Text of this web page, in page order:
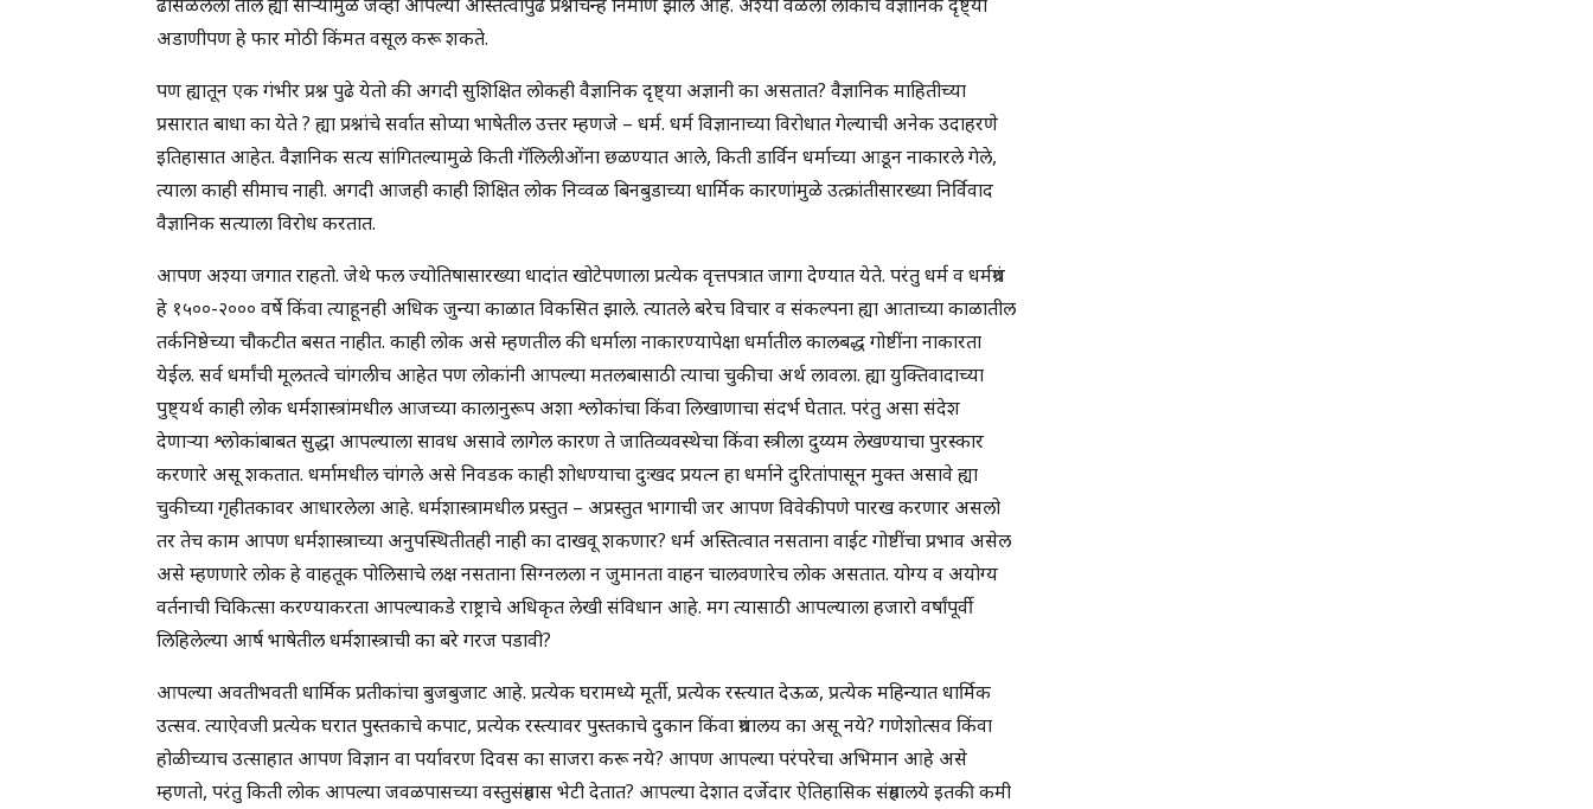
अडाणीपण हे फार मोठी किंमत वसूल करू शकते.
पण ह्यातून एक गंभीर प्रश्न पुढे येतो की अगदी सुशिक्षित लोकही वैज्ञानिक दृष्ट्या अज्ञानी का असतात? वैज्ञानिक माहितीच्या
प्रसारात बाधा का येते ? ह्या प्रश्नांचे सर्वात सोप्या भाषेतील उत्तर म्हणजे – धर्म. धर्म विज्ञानाच्या विरोधात गेल्याची अनेक उदाहरणे
इतिहासात आहेत. वैज्ञानिक सत्य सांगितल्यामुळे किती गॅलिलीओंना छळण्यात आले, किती डार्विन धर्माच्या आडून नाकारले गेले,
त्याला काही सीमाच नाही. अगदी आजही काही शिक्षित लोक निव्वळ बिनबुडाच्या धार्मिक कारणांमुळे उत्क्रांतीसारख्या निर्विवाद
वैज्ञानिक सत्याला विरोध करतात.
आपण अश्या जगात राहतो. जेथे फल ज्योतिषासारख्या धादांत खोटेपणाला प्रत्येक वृत्तपत्रात जागा देण्यात येते. परंतु धर्म व धर्मग्रंथ
हे १५००-२००० वर्षे किंवा त्याहूनही अधिक जुन्या काळात विकसित झाले. त्यातले बरेच विचार व संकल्पना ह्या आताच्या काळातील
तर्कनिष्ठेच्या चौकटीत बसत नाहीत. काही लोक असे म्हणतील की धर्माला नाकारण्यापेक्षा धर्मातील कालबद्ध गोष्टींना नाकारता
येईल. सर्व धर्मांची मूलतत्वे चांगलीच आहेत पण लोकांनी आपल्या मतलबासाठी त्याचा चुकीचा अर्थ लावला. ह्या युक्तिवादाच्या
पुष्ट्यर्थ काही लोक धर्मशास्त्रांमधील आजच्या कालानुरूप अशा श्लोकांचा किंवा लिखाणाचा संदर्भ घेतात. परंतु असा संदेश
देणाऱ्या श्लोकांबाबत सुद्धा आपल्याला सावध असावे लागेल कारण ते जातिव्यवस्थेचा किंवा स्त्रीला दुय्यम लेखण्याचा पुरस्कार
करणारे असू शकतात. धर्मामधील चांगले असे निवडक काही शोधण्याचा दुःखद प्रयत्न हा धर्माने दुरितांपासून मुक्त असावे ह्या
चुकीच्या गृहीतकावर आधारलेला आहे. धर्मशास्त्रामधील प्रस्तुत – अप्रस्तुत भागाची जर आपण विवेकीपणे पारख करणार असलो
तर तेच काम आपण धर्मशास्त्राच्या अनुपस्थितीतही नाही का दाखवू शकणार? धर्म अस्तित्वात नसताना वाईट गोष्टींचा प्रभाव असेल
असे म्हणणारे लोक हे वाहतूक पोलिसाचे लक्ष नसताना सिग्नलला न जुमानता वाहन चालवणारेच लोक असतात. योग्य व अयोग्य
वर्तनाची चिकित्सा करण्याकरता आपल्याकडे राष्ट्राचे अधिकृत लेखी संविधान आहे. मग त्यासाठी आपल्याला हजारो वर्षांपूर्वी
लिहिलेल्या आर्ष भाषेतील धर्मशास्त्राची का बरे गरज पडावी?
आपल्या अवतीभवती धार्मिक प्रतीकांचा बुजबुजाट आहे. प्रत्येक घरामध्ये मूर्ती, प्रत्येक रस्त्यात देऊळ, प्रत्येक महिन्यात धार्मिक
उत्सव. त्याऐवजी प्रत्येक घरात पुस्तकाचे कपाट, प्रत्येक रस्त्यावर पुस्तकाचे दुकान किंवा ग्रंथालय का असू नये? गणेशोत्सव किंवा
होळीच्याच उत्साहात आपण विज्ञान वा पर्यावरण दिवस का साजरा करू नये? आपण आपल्या परंपरेचा अभिमान आहे असे
म्हणतो, परंतु किती लोक आपल्या जवळपासच्या वस्तुसंग्रहास भेटी देतात? आपल्या देशात दर्जेदार ऐतिहासिक संग्रहालये इतकी कमी